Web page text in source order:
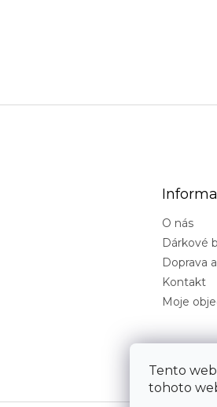
Tento
tohoto
O nás
Dárkové
Doprava
Kontakt
Moje